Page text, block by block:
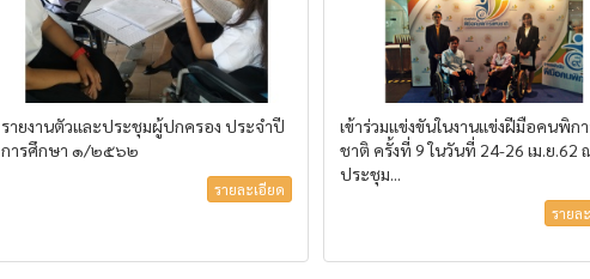
รายงานตัวและประชุมผู้ปกครอง ประจำปี
การศึกษา ๑/๒๕๖๒
รายละเอียด
เข้าร่วมแข่งขันในงานแข่งฝีมือคนพิก
ชาติ ครั้งที่ 9 ในวันที่ 24-26 เม.ย.62
ประชุม...
รายล